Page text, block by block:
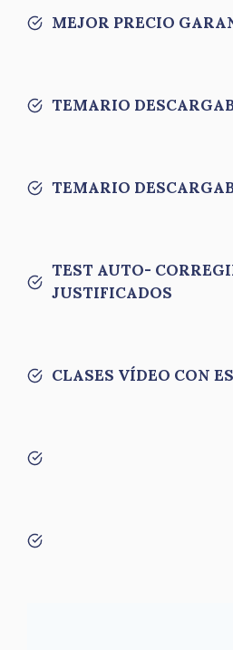
MEJOR PRECIO
TEMARIO
TEMARIO
TEST AUTO-
JUSTIFICADOS
CLASES VÍDEO CON